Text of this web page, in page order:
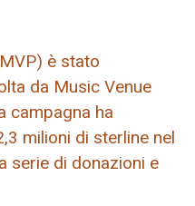
è stato
da Music Venue
campagna ha
milioni di sterline nel
serie di donazioni e